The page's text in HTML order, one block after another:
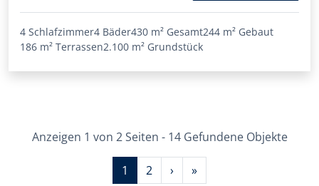
4 Schlafzimmer4 Bäder430 m² Gesamt244 m² Gebaut
186 m² Terrassen2.100 m² Grundstück
Anzeigen 1 von 2 Seiten - 14 Gefundene Objekte
1 2 › »